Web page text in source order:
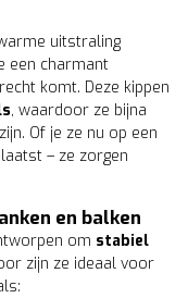
uitstraling
een charmant
komt. Deze kippen
, waardoor ze bijna
Of je ze nu op een
– ze zorgen
en balken
om stabiel
zijn ze ideaal voor